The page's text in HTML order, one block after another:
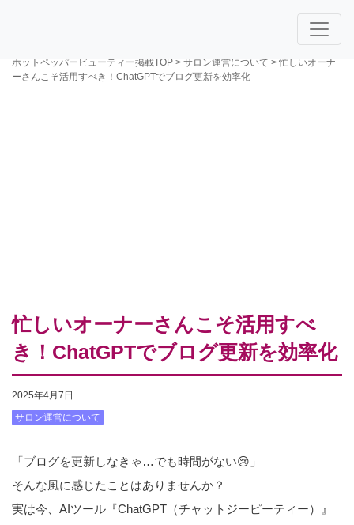
ホットペッパービューティー掲載TOP > サロン運営について > 忙しいオーナ
ーさんこそ活用すべき！ChatGPTでブログ更新を効率化
忙しいオーナーさんこそ活用すべ
き！ChatGPTでブログ更新を効率化
2025年4月7日
サロン運営について
「ブログを更新しなきゃ…でも時間がない😢」
そんな風に感じたことはありませんか？
実は今、AIツール『ChatGPT（チャットジーピーティー）』